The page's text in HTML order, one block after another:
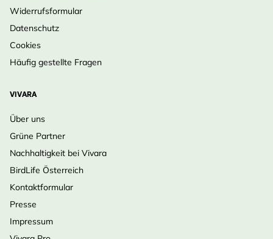
Widerrufsformular
Datenschutz
Cookies
Häufig gestellte Fragen
VIVARA
Über uns
Grüne Partner
Nachhaltigkeit bei Vivara
BirdLife Österreich
Kontaktformular
Presse
Impressum